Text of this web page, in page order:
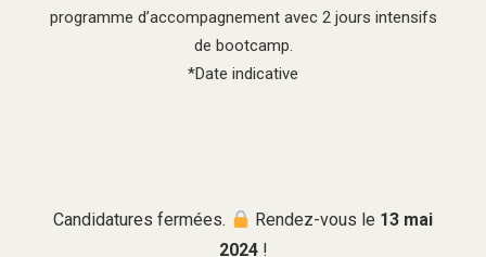
programme d’accompagnement avec 2 jours intensifs
de bootcamp.
*Date indicative
Candidatures fermées. Rendez-vous le 13 mai
2024!